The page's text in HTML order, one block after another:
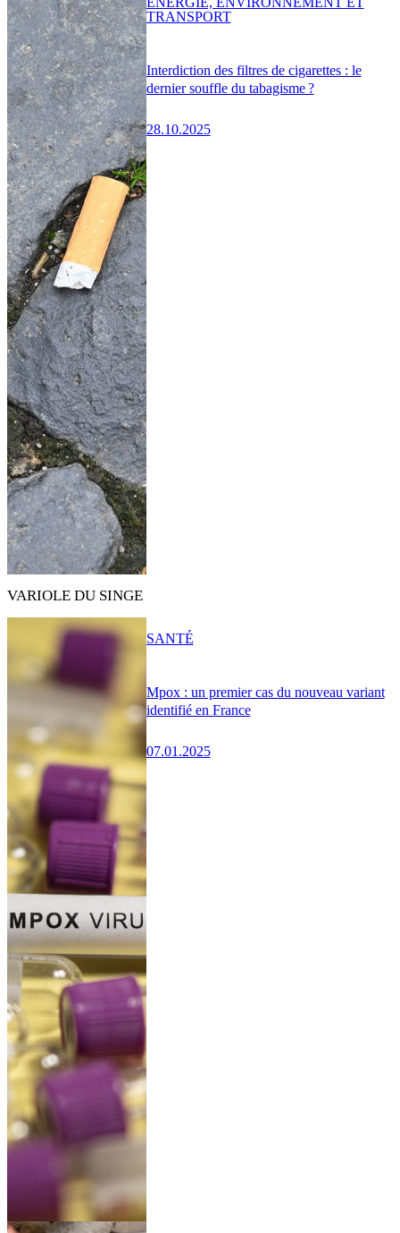
Interdiction des filtres de cigarettes : le
dernier souffle du tabagisme ?
28.10.2025
TRANSPORT
VARIOLE DU SINGE
Mpox : un premier cas du nouveau variant
identifié en France
07.01.2025
SANTÉ